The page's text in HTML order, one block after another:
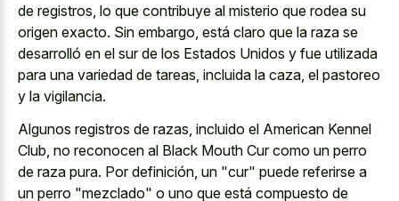
de registros, lo que contribuye al misterio que rodea su
origen exacto. Sin embargo, está claro que la raza se
desarrolló en el sur de los Estados Unidos y fue utilizada
para una variedad de tareas, incluida la caza, el pastoreo
y la vigilancia.
Algunos registros de razas, incluido el American Kennel
Club, no reconocen al Black Mouth Cur como un perro
de raza pura. Por definición, un "cur" puede referirse a
un perro "mezclado" o uno que está compuesto de